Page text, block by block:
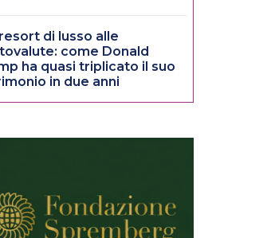
di lusso alle
come Donald
ha quasi triplicato il suo
in due anni